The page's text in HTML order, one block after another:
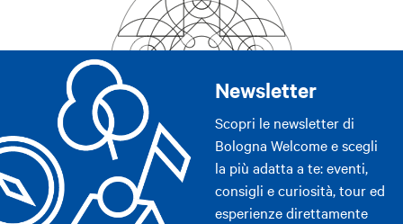
Newsletter
Scopri le newsletter di
Bologna Welcome e scegli
la più adatta a te: eventi,
consigli e curiosità, tour ed
esperienze direttamente